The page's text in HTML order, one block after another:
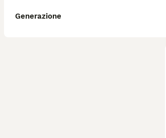
Generazione